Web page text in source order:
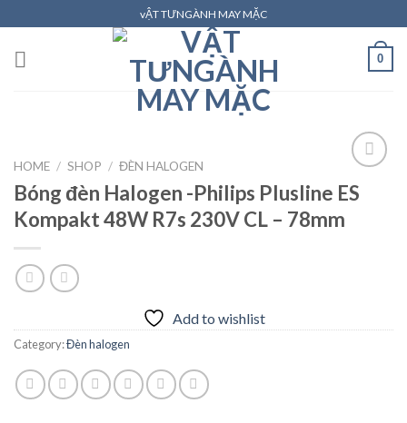
to
content
vẬT TƯNGÀNH MAY MẶC
0
Add to
wishlist
HOME / SHOP / ĐÈN HALOGEN
Bóng đèn Halogen -Philips Plusline ES
Kompakt 48W R7s 230V CL – 78mm
Add to wishlist
Category:Đèn halogen